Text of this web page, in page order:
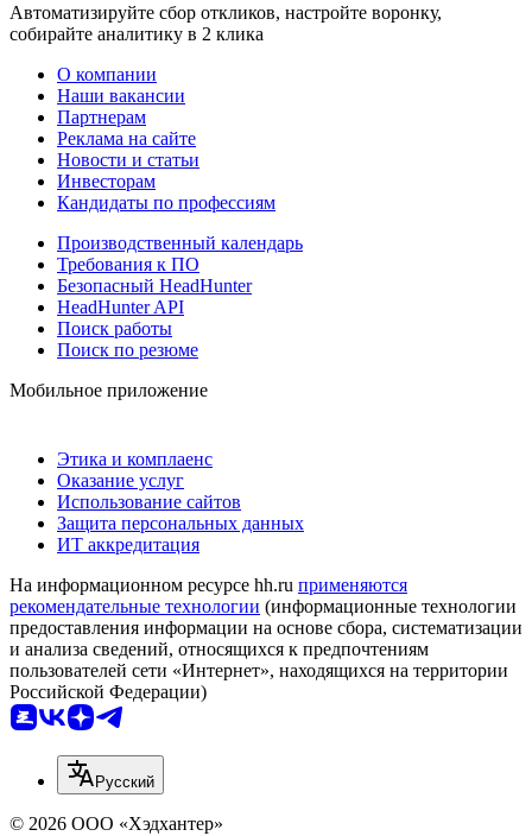
Автоматизируйте сбор откликов, настройте воронку,
собирайте аналитику в 2 клика
О компании
Наши вакансии
Партнерам
Реклама на сайте
Новости и статьи
Инвесторам
Кандидаты по профессиям
Производственный календарь
Требования к ПО
Безопасный HeadHunter
HeadHunter API
Поиск работы
Поиск по резюме
Мобильное приложение
Этика и комплаенс
Оказание услуг
Использование сайтов
Защита персональных данных
ИТ аккредитация
На информационном ресурсе hh.ru применяются
рекомендательные технологии (информационные технологии
предоставления информации на основе сбора, систематизации
и анализа сведений, относящихся к предпочтениям
пользователей сети «Интернет», находящихся на территории
Российской Федерации)
Русский
© 2026 ООО «Хэдхантер»